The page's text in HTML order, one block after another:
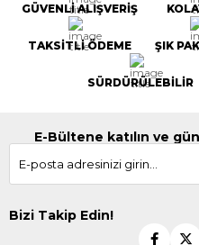
GÜVENLİ ALIŞVERİŞ
TAKSİTLİ ÖDEME ŞIK
SÜRDÜRÜLEBİLİR
E-Bültene katılın ve
Bizi Takip Edin!